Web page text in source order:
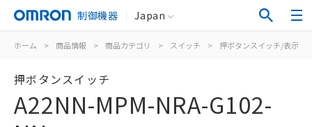
制御機器 Japan
ホーム > 商品情報 > 商品カテゴリ > スイッチ > 押ボタンスイッチ/表示灯
押ボタンスイッチ
A22NN-MPM-NRA-G102-